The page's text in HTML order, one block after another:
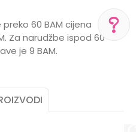
POMOĆ PRI KUPOVINI
pomoć i porudžbine
+387 656-72209
60 BAM cijena
Za narudžbe ispod 60
je 9 BAM.